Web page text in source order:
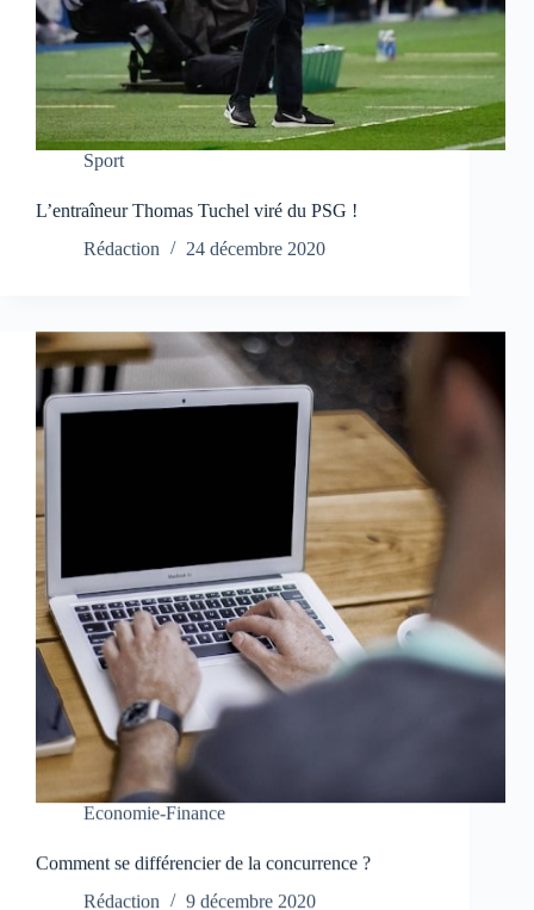
Sport
L’entraîneur Thomas Tuchel viré du PSG !
Rédaction
24 décembre 2020
Economie-Finance
Comment se différencier de la concurrence ?
Rédaction
9 décembre 2020